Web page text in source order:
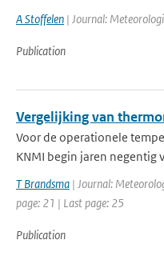
A Stoffelen | Journal:
Publication
Vergelijking van
Voor de operationele
KNMI begin jaren negentig
T Brandsma | Journal:
page: 21 | Last page: 25
Publication